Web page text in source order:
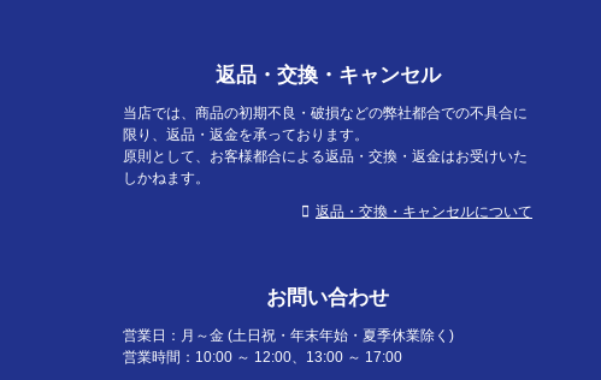
返品・交換・キャンセル
当店では、商品の初期不良・破損などの弊社都合での不具合に
限り、返品・返金を承っております。
原則として、お客様都合による返品・交換・返金はお受けいた
しかねます。
返品・交換・キャンセルについて
お問い合わせ
営業日：月～金 (土日祝・年末年始・夏季休業除く)
営業時間：10:00 ～ 12:00、13:00 ～ 17:00